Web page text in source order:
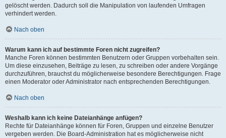
gelöscht werden. Dadurch soll die Manipulation von laufenden Umfragen
verhindert werden.
Nach oben
Warum kann ich auf bestimmte Foren nicht zugreifen?
Manche Foren können bestimmten Benutzern oder Gruppen vorbehalten sein.
Um diese einzusehen, Beiträge zu lesen, zu schreiben oder andere Vorgänge
durchzuführen, brauchst du möglicherweise besondere Berechtigungen. Frage
einen Moderator oder Administrator nach entsprechenden Berechtigungen.
Nach oben
Weshalb kann ich keine Dateianhänge anfügen?
Rechte für Dateianhänge können für Foren, Gruppen und einzelne Benutzer
vergeben werden. Die Board-Administration hat es möglicherweise nicht